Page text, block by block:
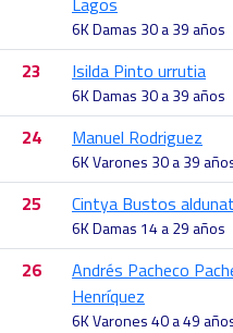
6K Damas 30 a 39 años
23 Isilda Pinto urrutia
6K Damas 30 a 39 años
24 Manuel Rodriguez
6K Varones 30 a 39
25 Cintya Bustos
6K Damas 14 a 29 años
26
Andrés Pacheco
Henríquez
6K Varones 40 a 49